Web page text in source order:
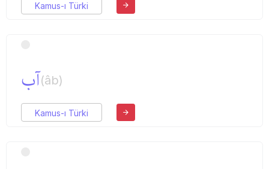
Kamus-ı Türki
آب(âb)
Kamus-ı Türki